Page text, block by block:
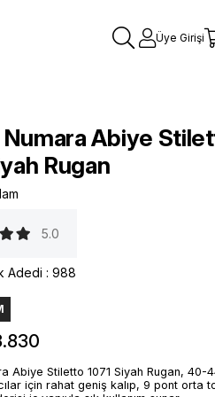
Üye Girişi
Abiye
Rugan
5.0
Adedi : 988
Abiye Stiletto 1071 Siyah Rugan, 40-
için rahat geniş kalıp, 9 pont orta